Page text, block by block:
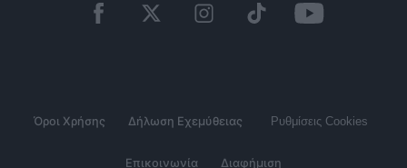
Όροι Χρήσης Δήλωση Εχεμύθειας Ρυθμίσεις Cookies
Επικοινωνία Διαφήμιση